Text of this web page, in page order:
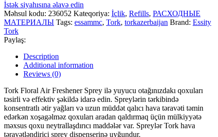
İstək siyahısına əlavə edin
Məhsul kodu: 236052 Kateqoriya: İçlik, Refills, РАСХОДНЫЕ
МАТЕРИАЛЫ Tags: essammc, Tork, torkazerbaijan Brand: Essity
Tork
Paylaş:
Description
Additional information
Reviews (0)
Tork Floral Air Freshener Sprey ilə yuyucu otağınızdakı qoxuları
təsirli və effektiv şəkildə idarə edin. Spreylərin tərkibində
konsentratlı ətir yağları və uzun müddət qalıcı hava təravəti təmin
edərkən xoşagəlməz qoxuları aradan qaldırmaq üçün mülkiyyətə
məxsus qoxu neytrallaşdırıcı maddələr var. Spreylər Tork hava
təravətləndirici sprey dispenserinə uyğundur.